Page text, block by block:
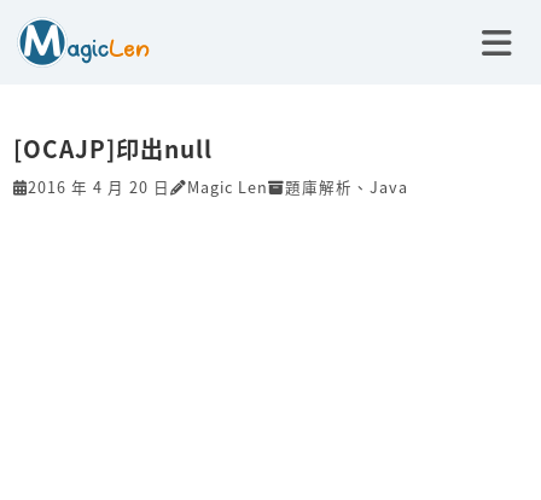
[OCAJP]印出null
2016 年 4 月 20 日 Magic Len 題庫解析 、 Java